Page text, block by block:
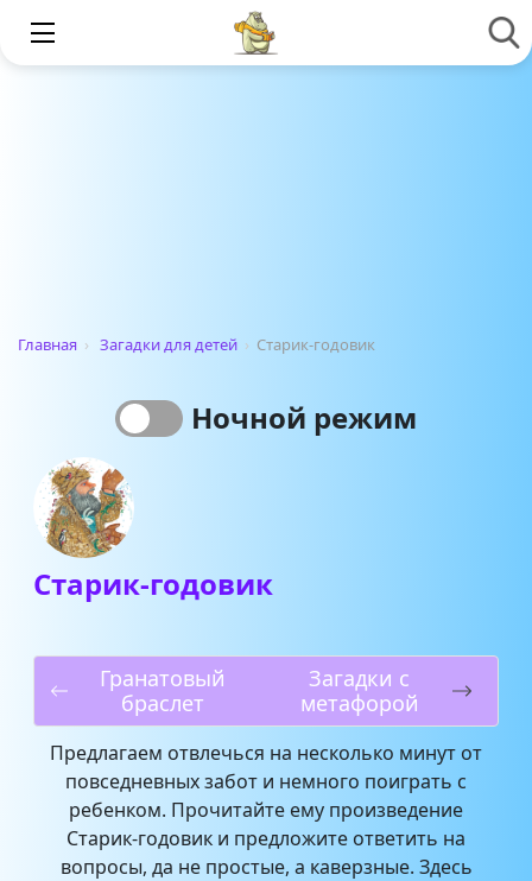
Главная › Загадки для детей › Старик-годовик
Ночной режим
Старик-годовик
Гранатовый
браслет
Загадки с
метафорой
Предлагаем отвлечься на несколько минут от
повседневных забот и немного поиграть с
ребенком. Прочитайте ему произведение
Старик-годовик и предложите ответить на
вопросы, да не простые, а каверзные. Здесь